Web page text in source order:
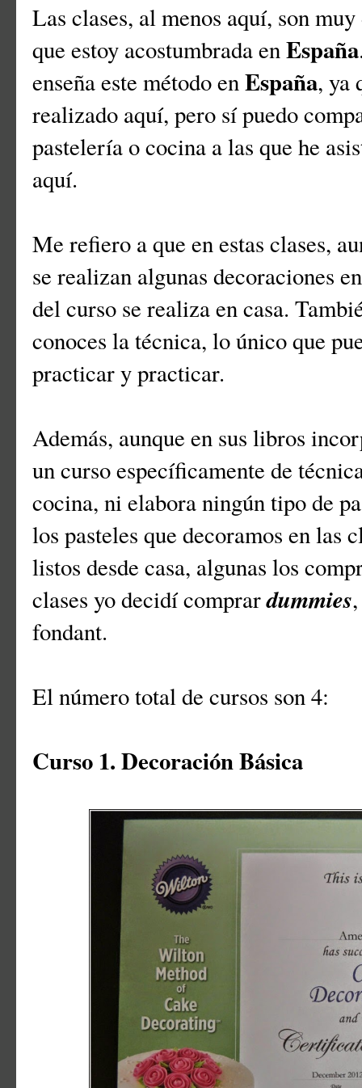
Las clases, al menos aquí, son
que estoy acostumbrada enEspaña
enseña este método enEspaña, ya
realizado aquí, pero sí puedo
pastelería o cocina a las que he
aquí.
Me refiero a que en estas clases,
se realizan algunas decoraciones
del curso se realiza en casa.
conoces la técnica, lo único que
practicar y practicar.
Además, aunque en sus libros
un curso específicamente de
cocina, ni elabora ningún tipo de
los pasteles que decoramos en las
listos desde casa, algunas los
clases yo decidí comprardummies
fondant.
El número total de cursos son 4:
Curso 1. Decoración Básica